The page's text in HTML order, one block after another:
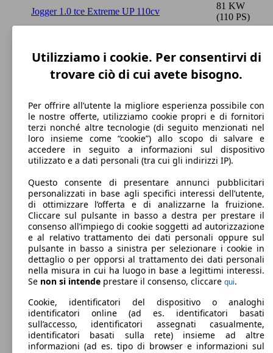
Jogger 1.0 tce Extreme UP 110cv
81 KW
(110 PS)
Jogger 1.0 tce Extreme UP 110cv 7p.ti
81 KW
(110 PS)
Model Version
Leistung
Jogger 1.0 tce Comfort Gpl 100cv
74 KW
Utilizziamo i cookie. Per consentirvi di
trovare ciò di cui avete bisogno.
Per offrire all’utente la migliore esperienza possibile con
le nostre offerte, utilizziamo cookie propri e di fornitori
terzi nonché altre tecnologie (di seguito menzionati nel
loro insieme come “cookie”) allo scopo di salvare e
accedere in seguito a informazioni sul dispositivo
utilizzato e a dati personali (tra cui gli indirizzi IP).
Questo consente di presentare annunci pubblicitari
personalizzati in base agli specifici interessi dell’utente,
di ottimizzare l’offerta e di analizzarne la fruizione.
Cliccare sul pulsante in basso a destra per prestare il
consenso all’impiego di cookie soggetti ad autorizzazione
e al relativo trattamento dei dati personali oppure sul
pulsante in basso a sinistra per selezionare i cookie in
dettaglio o per opporsi al trattamento dei dati personali
nella misura in cui ha luogo in base a legittimi interessi.
Se non si intende prestare il consenso, cliccare qui.
Cookie, identificatori del dispositivo o analoghi
identificatori online (ad es. identificatori basati
sull’accesso, identificatori assegnati casualmente,
identificatori basati sulla rete) insieme ad altre
informazioni (ad es. tipo di browser e informazioni sul